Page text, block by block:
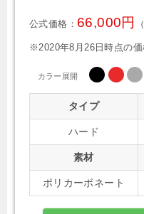
公式価格： 66,000円
※2020年8月26日時点の価
カラー展開
タイプ
ハード
素材
ポリカーボネート